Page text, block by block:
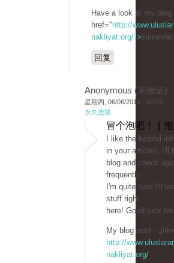
Have a look at my
href=" http://
nakliyat.org/">
回复
Anonymous (未验证)
星期四, 06/06/2019 - 00:09
永久连接
冒个泡吧！ |
I like the helpful
in your articles. I'll
blog and check
frequently.
I'm quite sure I'll
stuff right
here! Good luck
My blog post -
http://
nakliyat.org/